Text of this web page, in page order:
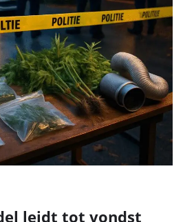
leidt tot vondst